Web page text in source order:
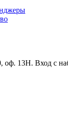
оф. 13Н. Вход с